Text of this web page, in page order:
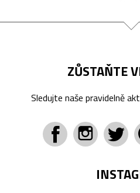
ZŮSTAŇTE
Sledujte naše pravidelně